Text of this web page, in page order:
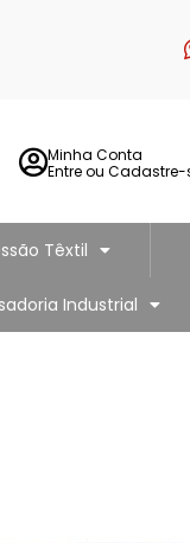
Minha Conta
Entre ou Cadastre-
Têxtil
Industrial